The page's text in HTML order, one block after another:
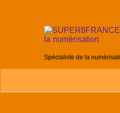
Spécialiste de la